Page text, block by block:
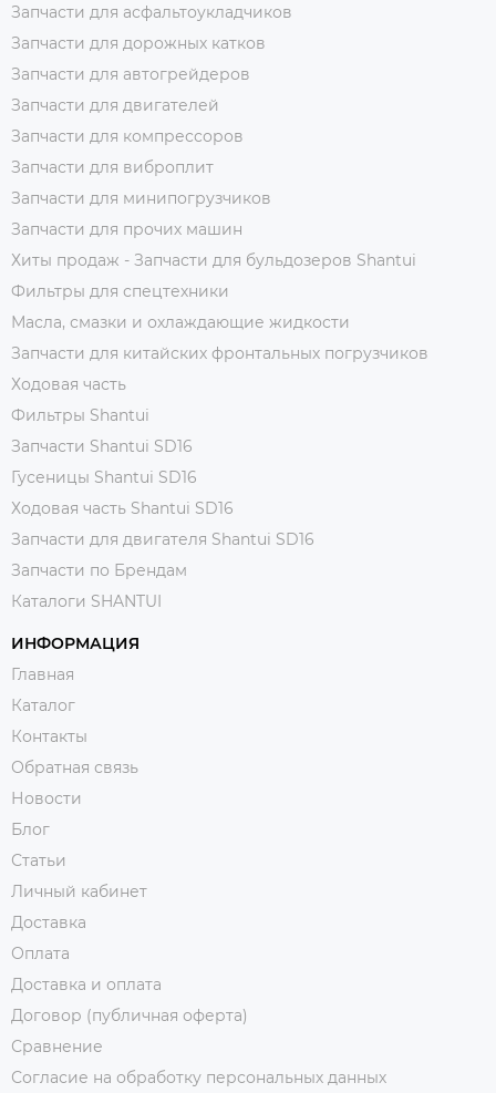
Запчасти для асфальтоукладчиков
Запчасти для дорожных катков
Запчасти для автогрейдеров
Запчасти для двигателей
Запчасти для компрессоров
Запчасти для виброплит
Запчасти для минипогрузчиков
Запчасти для прочих машин
Хиты продаж - Запчасти для бульдозеров Shantui
Фильтры для спецтехники
Масла, смазки и охлаждающие жидкости
Запчасти для китайских фронтальных погрузчиков
Ходовая часть
Фильтры Shantui
Запчасти Shantui SD16
Гусеницы Shantui SD16
Ходовая часть Shantui SD16
Запчасти для двигателя Shantui SD16
Запчасти по Брендам
Каталоги SHANTUI
ИНФОРМАЦИЯ
Главная
Каталог
Контакты
Обратная связь
Новости
Блог
Статьи
Личный кабинет
Доставка
Оплата
Доставка и оплата
Договор (публичная оферта)
Сравнение
Согласие на обработку персональных данных